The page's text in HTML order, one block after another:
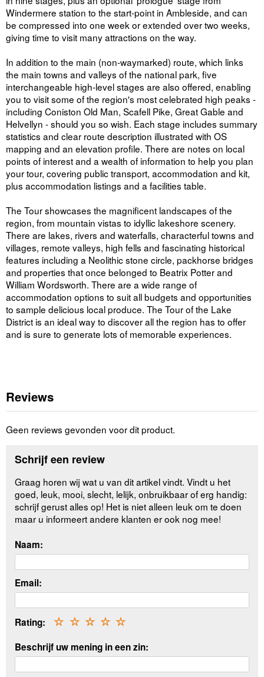
Windermere station to the start-point in Ambleside, and can
be compressed into one week or extended over two weeks,
giving time to visit many attractions on the way.
In addition to the main (non-waymarked) route, which links
the main towns and valleys of the national park, five
interchangeable high-level stages are also offered, enabling
you to visit some of the region's most celebrated high peaks -
including Coniston Old Man, Scafell Pike, Great Gable and
Helvellyn - should you so wish. Each stage includes summary
statistics and clear route description illustrated with OS
mapping and an elevation profile. There are notes on local
points of interest and a wealth of information to help you plan
your tour, covering public transport, accommodation and kit,
plus accommodation listings and a facilities table.
The Tour showcases the magnificent landscapes of the
region, from mountain vistas to idyllic lakeshore scenery.
There are lakes, rivers and waterfalls, characterful towns and
villages, remote valleys, high fells and fascinating historical
features including a Neolithic stone circle, packhorse bridges
and properties that once belonged to Beatrix Potter and
William Wordsworth. There are a wide range of
accommodation options to suit all budgets and opportunities
to sample delicious local produce. The Tour of the Lake
District is an ideal way to discover all the region has to offer
and is sure to generate lots of memorable experiences.
Reviews
Geen reviews gevonden voor dit product.
Schrijf een review
Graag horen wij wat u van dit artikel vindt. Vindt u het
goed, leuk, mooi, slecht, lelijk, onbruikbaar of erg handig:
schrijf gerust alles op! Het is niet alleen leuk om te doen
maar u informeert andere klanten er ook nog mee!
Naam:
Email:
Rating: ☆
☆
☆
☆
☆
Beschrijf uw mening in een zin: